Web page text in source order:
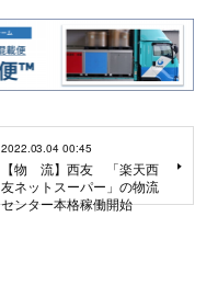
2022.03.04 00:45
【物 流】西友 「楽天西
友ネットスーパー」の物流
センター本格稼働開始